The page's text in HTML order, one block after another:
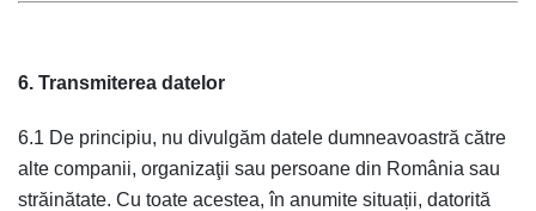
6. Transmiterea datelor
6.1 De principiu, nu divulgăm datele dumneavoastră către
alte companii, organizaţii sau persoane din România sau
străinătate. Cu toate acestea, în anumite situații, datorită